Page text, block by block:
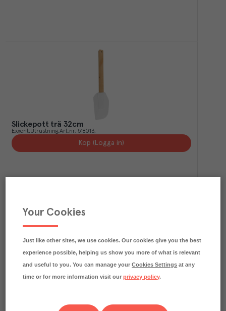
Slickepott trä 32cm
Exxent Utrustning Art.nr. 518013
Köp (Logga in)
Springform bleckplåt Ø26cm
Your Cookies
Just like other sites, we use cookies. Our cookies give you the best
experience possible, helping us show you more of what is relevant
and useful to you. You can manage yourCookies Settings at any
time or for more information visit ourprivacy policy.